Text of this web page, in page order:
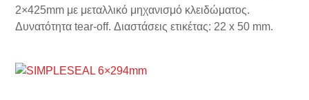
2×425mm με μεταλλικό μηχανισμό κλειδώματος.
Δυνατότητα tear-off. Διαστάσεις ετικέτας: 22 x 50 mm.